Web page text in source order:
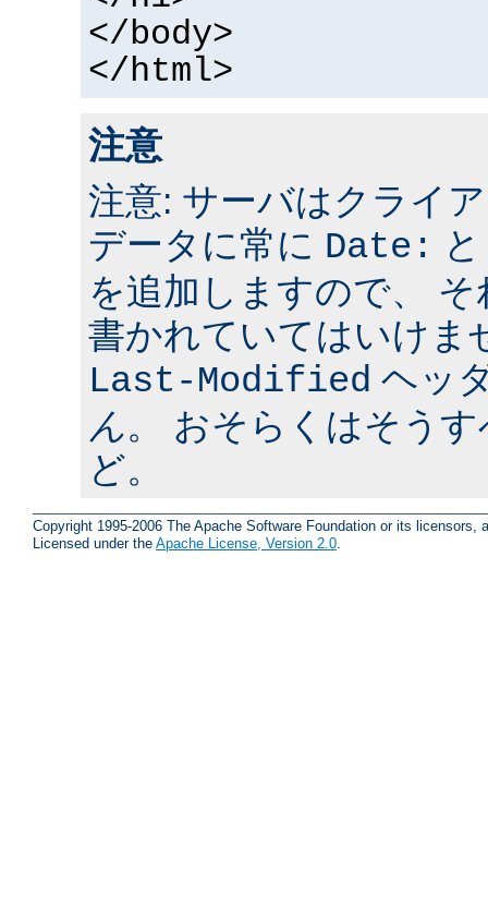
</body>
</html>
注意
注意: サーバはクライ
データに常に Date:
を追加しますので、
書かれていてはいけま
Last-Modified ヘッ
ん。 おそらくはそう
ど。
Copyright 1995-2006 The Apache Software Foundation or its licensors,
Licensed under the Apache License, Version 2.0